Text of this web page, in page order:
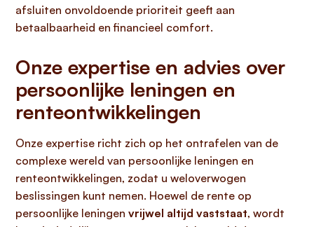
afsluiten onvoldoende prioriteit geeft aan
betaalbaarheid en financieel comfort.
Onze expertise en advies over
persoonlijke leningen en
renteontwikkelingen
Onze expertise richt zich op het ontrafelen van de
complexe wereld van persoonlijke leningen en
renteontwikkelingen, zodat u weloverwogen
beslissingen kunt nemen. Hoewel de rente op
persoonlijke leningen vrijwel altijd vaststaat, wordt